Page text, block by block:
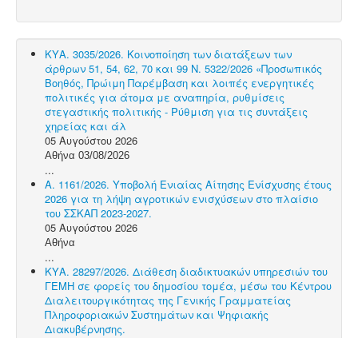
ΚΥΑ. 3035/2026. Κοινοποίηση των διατάξεων των
άρθρων 51, 54, 62, 70 και 99 Ν. 5322/2026 «Προσωπικός
Βοηθός, Πρώιμη Παρέμβαση και λοιπές ενεργητικές
πολιτικές για άτομα με αναπηρία, ρυθμίσεις
στεγαστικής πολιτικής - Ρύθμιση για τις συντάξεις
χηρείας και άλ
05 Αυγούστου 2026
Αθήνα 03/08/2026
...
Α. 1161/2026. Υποβολή Ενιαίας Αίτησης Ενίσχυσης έτους
2026 για τη λήψη αγροτικών ενισχύσεων στο πλαίσιο
του ΣΣΚΑΠ 2023-2027.
05 Αυγούστου 2026
Αθήνα
...
ΚΥΑ. 28297/2026. Διάθεση διαδικτυακών υπηρεσιών του
ΓΕΜΗ σε φορείς του δημοσίου τομέα, μέσω του Κέντρου
Διαλειτουργικότητας της Γενικής Γραμματείας
Πληροφοριακών Συστημάτων και Ψηφιακής
Διακυβέρνησης.